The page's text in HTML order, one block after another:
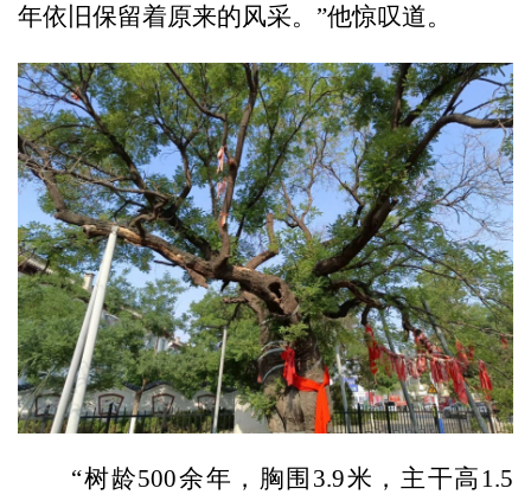
年依旧保留着原来的风采。”他惊叹道。
“树龄500余年，胸围3.9米，主干高1.5